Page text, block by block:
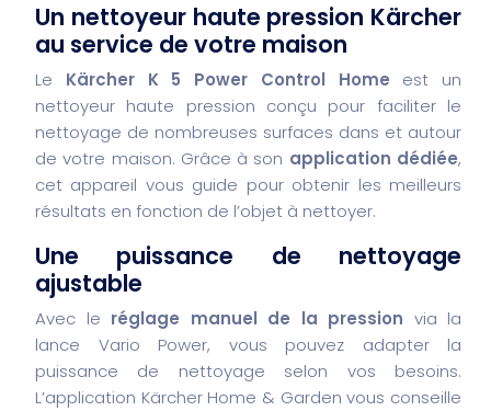
Un nettoyeur haute pression Kärcher
au service de votre maison
Le Kärcher K 5 Power Control Home est un
nettoyeur haute pression conçu pour faciliter le
nettoyage de nombreuses surfaces dans et autour
de votre maison. Grâce à son application dédiée,
cet appareil vous guide pour obtenir les meilleurs
résultats en fonction de l’objet à nettoyer.
Une puissance de nettoyage
ajustable
Avec le réglage manuel de la pression via la
lance Vario Power, vous pouvez adapter la
puissance de nettoyage selon vos besoins.
L’application Kärcher Home & Garden vous conseille